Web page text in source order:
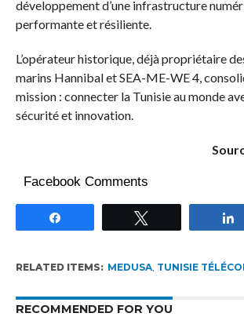
développement d’une infrastructure
performante et résiliente.
L’opérateur historique, déjà propriétaire
marins Hannibal et SEA-ME-WE 4,
mission : connecter la Tunisie au monde
sécurité et innovation.
Facebook Comments
RELATED ITEMS: MEDUSA, TUNISIE
RECOMMENDED FOR YOU